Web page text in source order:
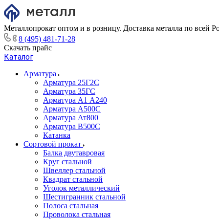
Металлопрокат оптом и в розницу. Доставка металла по всей
8 (495) 481-71-28
Скачать прайс
Каталог
Арматура
Арматура 25Г2С
Арматура 35ГС
Арматура А1 А240
Арматура А500С
Арматура Ат800
Арматура В500С
Катанка
Сортовой прокат
Балка двутавровая
Круг стальной
Швеллер стальной
Квадрат стальной
Уголок металлический
Шестигранник стальной
Полоса стальная
Проволока стальная